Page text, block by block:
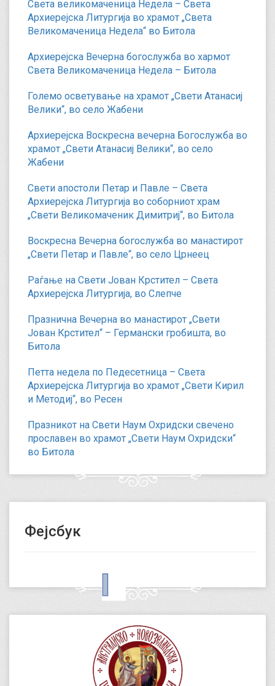
Света великомаченица Недела – Света
Архиерејска Литургија во храмот „Света
Великомаченица Недела“ во Битола
Архиерејска Вечерна богослужба во хармот
Света Великомаченица Недела – Битола
Големо осветување на храмот „Свети Атанасиј
Велики“, во село Жабени
Архиерејска Воскресна вечерна Богослужба во
храмот „Свети Атанасиј Велики“, во село
Жабени
Свети апостоли Петар и Павле – Света
Архиерејска Литургија во соборниот храм
„Свети Великомаченик Димитриј“, во Битола
Воскресна Вечерна богослужба во манастирот
„Свети Петар и Павле“, во село Црнеец
Раѓање на Свети Јован Крстител – Света
Архиерејска Литургија, во Слепче
Празнична Вечерна во манастирот „Свети
Јован Крстител“ – Германски гробишта, во
Битола
Петта недела по Педесетница – Света
Архиерејска Литургија во храмот „Свети Кирил
и Методиј“, во Ресен
Празникот на Свети Наум Охридски свечено
прославен во храмот „Свети Наум Охридски“
во Битола
Фејсбук